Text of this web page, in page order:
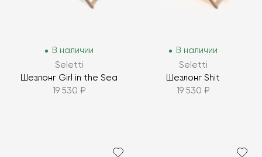
В наличии
Seletti
Шезлонг Girl in the Sea
19 530 ₽
В наличии
Seletti
Шезлонг Shit
19 530 ₽